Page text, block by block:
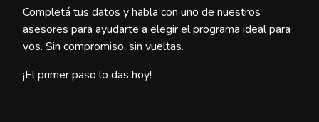
Completá tus datos y habla con uno de nuestros
asesores para ayudarte a elegir el programa ideal para
vos. Sin compromiso, sin vueltas.
¡El primer paso lo das hoy!